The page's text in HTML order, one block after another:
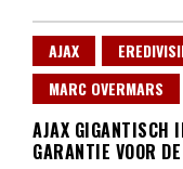
AJAX
MARC OVERMARS
AJAX GIGANTISCH
GARANTIE VOOR